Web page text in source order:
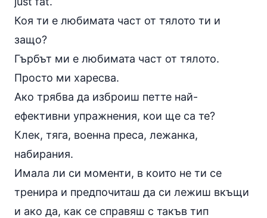
Коя ти е любимата част от тялото ти и
защо?
Гърбът ми е любимата част от тялото.
Просто ми харесва.
Ако трябва да изброиш петте най-
ефективни упражнения, кои ще са те?
Клек, тяга, военна преса, лежанка,
набирания.
Имала ли си моменти, в които не ти се
тренира и предпочиташ да си лежиш вкъщи
и ако да, как се справяш с такъв тип